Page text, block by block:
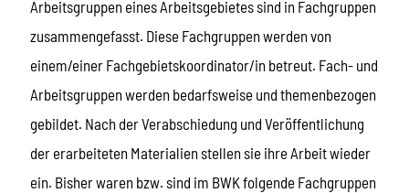
Arbeitsgruppen eines Arbeitsgebietes sind in Fachgruppen
zusammengefasst. Diese Fachgruppen werden von
einem/einer Fachgebietskoordinator/in betreut. Fach- und
Arbeitsgruppen werden bedarfsweise und themenbezogen
gebildet. Nach der Verabschiedung und Veröffentlichung
der erarbeiteten Materialien stellen sie ihre Arbeit wieder
ein. Bisher waren bzw. sind im BWK folgende Fachgruppen